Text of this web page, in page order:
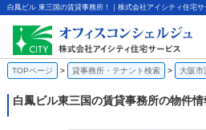
白鳳ビル 東三国の賃貸事務所！｜株式会社アイシティ住宅サ
TOPページ 貸事務所・テナント検索 大阪市
白鳳ビル東三国の賃貸事務所の物件情